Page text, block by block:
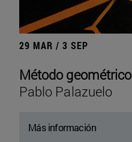
29 MAR / 3 SEP
Método geométrico
Pablo Palazuelo
Más información